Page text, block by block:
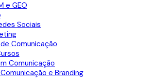
e GEO
Sociais
Comunicação
Comunicação
e Branding